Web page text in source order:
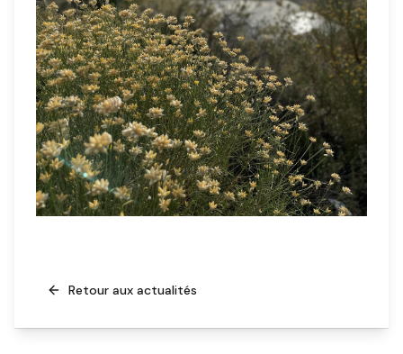
Retour aux actualités